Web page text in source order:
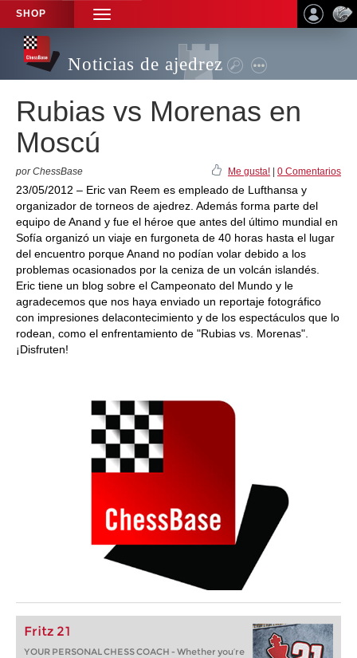
SHOP
TOGGLE
NAVIGATION
Noticias de ajedrez
Rubias vs Morenas en
Moscú
por ChessBase Me gusta! 0 Comentarios
23/05/2012 – Eric van Reem es empleado de Lufthansa y
organizador de torneos de ajedrez. Además forma parte del
equipo de Anand y fue el héroe que antes del último mundial en
Sofía organizó un viaje en furgoneta de 40 horas hasta el lugar
del encuentro porque Anand no podían volar debido a los
problemas ocasionados por la ceniza de un volcán islandés.
Eric tiene un blog sobre el Campeonato del Mundo y le
agradecemos que nos haya enviado un reportaje fotográfico
con impresiones delacontecimiento y de los espectáculos que lo
rodean, como el enfrentamiento de "Rubias vs. Morenas".
¡Disfruten!
Fritz 21
YOUR PERSONAL CHESS COACH - Whether you’re